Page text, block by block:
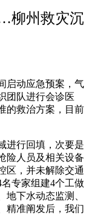
柳州救灾沉
动应急预案，气
团队进行会诊医
的救治方案，目前
行回填，次要是
险人员及相关设备
区，并未解除交通
专家组建4个工做
下水动态监测、
精准阐发后，我们